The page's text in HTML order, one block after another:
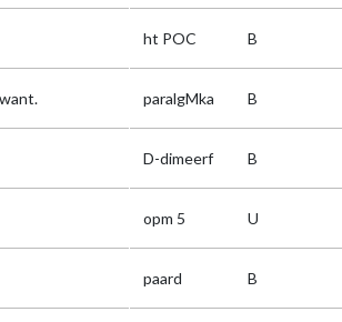
ht POC B
paralgMka B
D-dimeerf B
opm 5 U
paard B